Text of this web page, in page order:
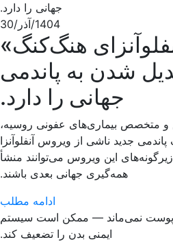
1404/آذر/30
هنگ‌کنگ»
شدن به پاندمی
جهانی را دارد.
و متخصص بیماری‌های عفونی روسیه،
جدید ناشی از ویروس آنفلوآنزا
این ویروس می‌توانند منشأ
همه‌گیری جهانی بعدی باشند.
ادامه مطلب